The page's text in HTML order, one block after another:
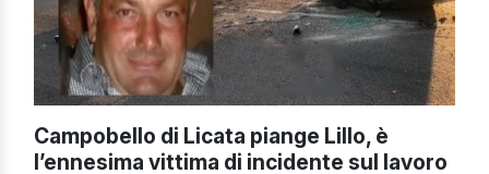
Campobello di Licata piange Lillo, è
l’ennesima vittima di incidente sul lavoro